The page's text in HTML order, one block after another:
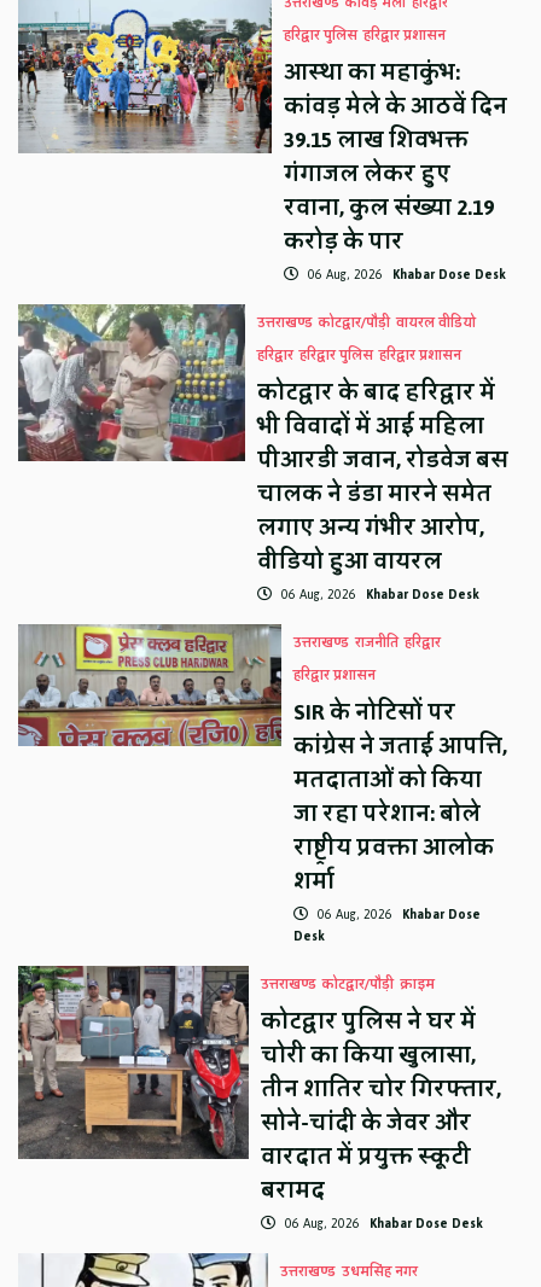
हरिद्वार पुलिस हरिद्वार प्रशासन
आस्था का महाकुंभ:
कांवड़ मेले के आठवें दिन
39.15 लाख शिवभक्त
गंगाजल लेकर हुए
रवाना, कुल संख्या 2.19
करोड़ के पार
06 Aug, 2026 Khabar Dose Desk
उत्तराखण्ड कोटद्वार/पौड़ी वायरल वीडियो
हरिद्वार हरिद्वार पुलिस हरिद्वार प्रशासन
कोटद्वार के बाद हरिद्वार में
भी विवादों में आई महिला
पीआरडी जवान, रोडवेज बस
चालक ने डंडा मारने समेत
लगाए अन्य गंभीर आरोप,
वीडियो हुआ वायरल
06 Aug, 2026 Khabar Dose Desk
उत्तराखण्ड राजनीति हरिद्वार
हरिद्वार प्रशासन
SIR के नोटिसों पर
कांग्रेस ने जताई आपत्ति,
मतदाताओं को किया
जा रहा परेशान: बोले
राष्ट्रीय प्रवक्ता आलोक
शर्मा
06 Aug, 2026 Khabar Dose
Desk
उत्तराखण्ड कोटद्वार/पौड़ी क्राइम
कोटद्वार पुलिस ने घर में
चोरी का किया खुलासा,
तीन शातिर चोर गिरफ्तार,
सोने-चांदी के जेवर और
वारदात में प्रयुक्त स्कूटी
बरामद
06 Aug, 2026 Khabar Dose Desk
उत्तराखण्ड उधमसिंह नगर